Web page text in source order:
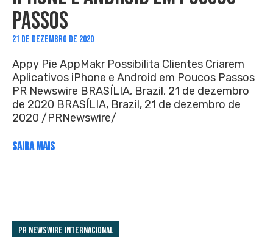
PASSOS
21 DE DEZEMBRO DE 2020
Appy Pie AppMakr Possibilita Clientes Criarem
Aplicativos iPhone e Android em Poucos Passos
PR Newswire BRASÍLIA, Brazil, 21 de dezembro
de 2020 BRASÍLIA, Brazil, 21 de dezembro de
2020 /PRNewswire/
SAIBA MAIS
PR Newswire Internacional